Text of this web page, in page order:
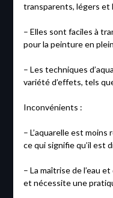
transparents, légers et
– Elles sont faciles à
pour la peinture en
– Les techniques
variété d’effets, tels
Inconvénients :
– L’aquarelle est
ce qui signifie qu’il est
– La maîtrise de l’eau
et nécessite une